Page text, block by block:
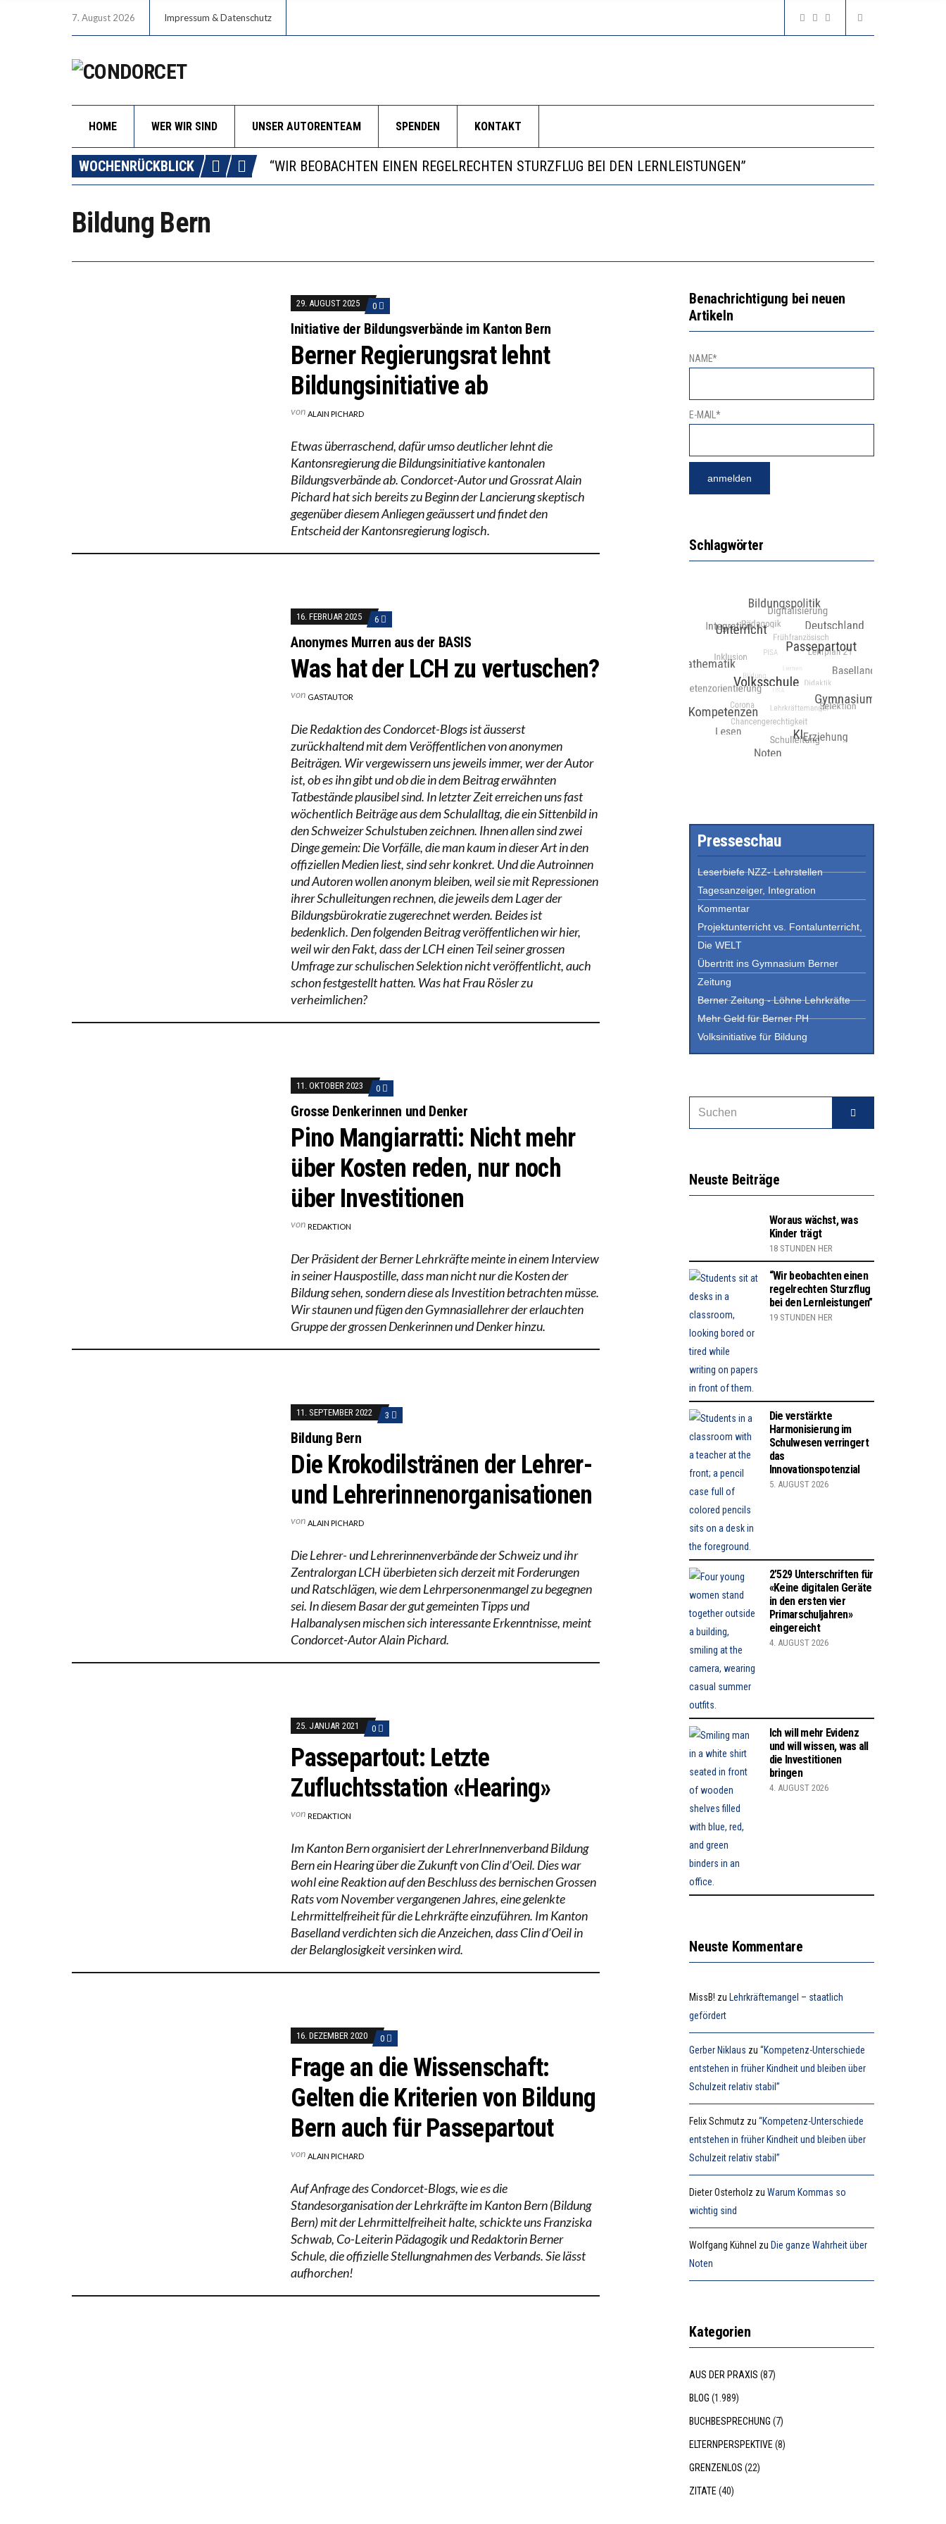
7. August 2026 Impressum & Datenschutz
HOME WER WIR SIND UNSER AUTORENTEAM SPENDEN KONTAKT
WOCHENRÜCKBLICK
ICH WILL MEHR EVIDENZ UND WILL WISSEN, WAS ALL DIE INVESTITIONEN BRINGEN
WORAUS WÄCHST, WAS KINDER TRÄGT
“WIR BEOBACHTEN EINEN REGELRECHTEN STURZFLUG BEI DEN LERNLEISTUNGEN”
DIE VERSTÄRKTE HARMONISIERUNG IM SCHULWESEN VERRINGERT DAS INNOVATIONSPOTENZIAL
Bildung Bern
29. AUGUST 2025 0
Initiative der Bildungsverbände im Kanton Bern
Berner Regierungsrat lehnt
Bildungsinitiative ab
von ALAIN PICHARD
Etwas überraschend, dafür umso deutlicher lehnt die
Kantonsregierung die Bildungsinitiative kantonalen
Bildungsverbände ab. Condorcet-Autor und Grossrat Alain
Pichard hat sich bereits zu Beginn der Lancierung skeptisch
gegenüber diesem Anliegen geäussert und findet den
Entscheid der Kantonsregierung logisch.
16. FEBRUAR 2025 6
Anonymes Murren aus der BASIS
Was hat der LCH zu vertuschen?
von GASTAUTOR
Die Redaktion des Condorcet-Blogs ist äusserst
zurückhaltend mit dem Veröffentlichen von anonymen
Beiträgen. Wir vergewissern uns jeweils immer, wer der Autor
ist, ob es ihn gibt und ob die in dem Beitrag erwähnten
Tatbestände plausibel sind. In letzter Zeit erreichen uns fast
wöchentlich Beiträge aus dem Schulalltag, die ein Sittenbild in
den Schweizer Schulstuben zeichnen. Ihnen allen sind zwei
Dinge gemein: Die Vorfälle, die man kaum in dieser Art in den
offiziellen Medien liest, sind sehr konkret. Und die Autroinnen
und Autoren wollen anonym bleiben, weil sie mit Repressionen
ihrer Schulleitungen rechnen, die jeweils dem Lager der
Bildungsbürokratie zugerechnet werden. Beides ist
bedenklich. Den folgenden Beitrag veröffentlichen wir hier,
weil wir den Fakt, dass der LCH einen Teil seiner grossen
Umfrage zur schulischen Selektion nicht veröffentlicht, auch
schon festgestellt hatten. Was hat Frau Rösler zu
verheimlichen?
11. OKTOBER 2023 0
Grosse Denkerinnen und Denker
Pino Mangiarratti: Nicht mehr
über Kosten reden, nur noch
über Investitionen
von REDAKTION
Der Präsident der Berner Lehrkräfte meinte in einem Interview
in seiner Hauspostille, dass man nicht nur die Kosten der
Bildung sehen, sondern diese als Investition betrachten müsse.
Wir staunen und fügen den Gymnasiallehrer der erlauchten
Gruppe der grossen Denkerinnen und Denker hinzu.
11. SEPTEMBER 2022 3
Bildung Bern
Die Krokodilstränen der Lehrer-
und Lehrerinnenorganisationen
von ALAIN PICHARD
Die Lehrer- und Lehrerinnenverbände der Schweiz und ihr
Zentralorgan LCH überbieten sich derzeit mit Forderungen
und Ratschlägen, wie dem Lehrpersonenmangel zu begegnen
sei. In diesem Basar der gut gemeinten Tipps und
Halbanalysen mischen sich interessante Erkenntnisse, meint
Condorcet-Autor Alain Pichard.
25. JANUAR 2021 0
Passepartout: Letzte
Zufluchtsstation «Hearing»
von REDAKTION
Im Kanton Bern organisiert der LehrerInnenverband Bildung
Bern ein Hearing über die Zukunft von Clin d’Oeil. Dies war
wohl eine Reaktion auf den Beschluss des bernischen Grossen
Rats vom November vergangenen Jahres, eine gelenkte
Lehrmittelfreiheit für die Lehrkräfte einzuführen. Im Kanton
Baselland verdichten sich die Anzeichen, dass Clin d’Oeil in
der Belanglosigkeit versinken wird.
16. DEZEMBER 2020 0
Frage an die Wissenschaft:
Gelten die Kriterien von Bildung
Bern auch für Passepartout
von ALAIN PICHARD
Auf Anfrage des Condorcet-Blogs, wie es die
Standesorganisation der Lehrkräfte im Kanton Bern (Bildung
Bern) mit der Lehrmittelfreiheit halte, schickte uns Franziska
Schwab, Co-Leiterin Pädagogik und Redaktorin Berner
Schule, die offizielle Stellungnahmen des Verbands. Sie lässt
aufhorchen!
Benachrichtigung bei neuen
Artikeln
NAME*
E-MAIL*
Schlagwörter
Presseschau
Leserbiefe NZZ- Lehrstellen
Tagesanzeiger, Integration
Kommentar
Projektunterricht vs. Fontalunterricht,
Die WELT
Übertritt ins Gymnasium Berner
Zeitung
Berner Zeitung - Löhne Lehrkräfte
Mehr Geld für Berner PH
Volksinitiative für Bildung
Neuste Beiträge
Woraus wächst, was
Kinder trägt
18 STUNDEN HER
“Wir beobachten einen
regelrechten Sturzflug
bei den Lernleistungen”
19 STUNDEN HER
Die verstärkte
Harmonisierung im
Schulwesen verringert
das
Innovationspotenzial
5. AUGUST 2026
2’529 Unterschriften für
«Keine digitalen Geräte
in den ersten vier
Primarschuljahren»
eingereicht
4. AUGUST 2026
Ich will mehr Evidenz
und will wissen, was all
die Investitionen
bringen
4. AUGUST 2026
Neuste Kommentare
MissB! zu Lehrkräftemangel – staatlich
gefördert
Gerber Niklaus zu“Kompetenz-Unterschiede
entstehen in früher Kindheit und bleiben über
Schulzeit relativ stabil”
Felix Schmutz zu“Kompetenz-Unterschiede
entstehen in früher Kindheit und bleiben über
Schulzeit relativ stabil”
Dieter Osterholz zuWarum Kommas so
wichtig sind
Wolfgang Kühnel zu Die ganze Wahrheit über
Noten
Kategorien
AUS DER PRAXIS (87)
BLOG (1.989)
BUCHBESPRECHUNG (7)
ELTERNPERSPEKTIVE(8)
GRENZENLOS (22)
ZITATE(40)